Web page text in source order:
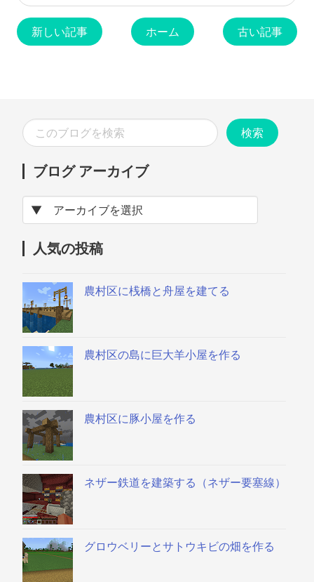
新しい記事 ホーム 古い記事
ブログ アーカイブ
人気の投稿
農村区に桟橋と舟屋を建てる
農村区の島に巨大羊小屋を作る
農村区に豚小屋を作る
ネザー鉄道を建築する（ネザー要塞線）
グロウベリーとサトウキビの畑を作る